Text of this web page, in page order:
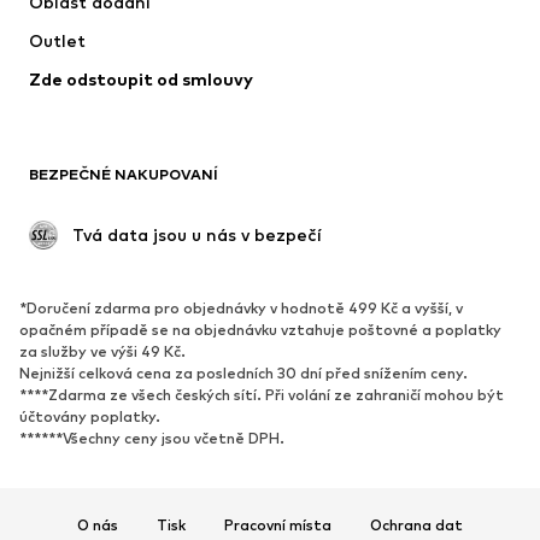
Outlet
Zde odstoupit od smlouvy
BEZPEČNÉ NAKUPOVANÍ
Tvá data jsou u nás v bezpečí
*Doručení zdarma pro objednávky v hodnotě 499 Kč a vyšší, v
opačném případě se na objednávku vztahuje poštovné a poplatky
za služby ve výši 49 Kč.
Nejnižší celková cena za posledních 30 dní před snížením ceny.
****Zdarma ze všech českých sítí. Při volání ze zahraničí mohou být
účtovány poplatky.
******Všechny ceny jsou včetně DPH.
O nás Tisk Pracovní místa Ochrana dat